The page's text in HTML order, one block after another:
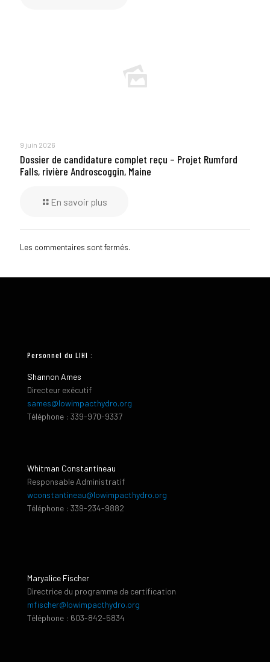
9 juin 2026
Dossier de candidature complet reçu – Projet Rumford
Falls, rivière Androscoggin, Maine
En savoir plus
Les commentaires sont fermés.
Personnel du LIHI :
Shannon Ames
Directeur exécutif
sames@lowimpacthydro.org
Téléphone : 339-970-9337
Whitman Constantineau
Responsable Administratif
wconstantineau@lowimpacthydro.org
Téléphone : 339-234-9882
Maryalice Fischer
Directrice du programme de certification
mfischer@lowimpacthydro.org
Téléphone : 603-842-5834